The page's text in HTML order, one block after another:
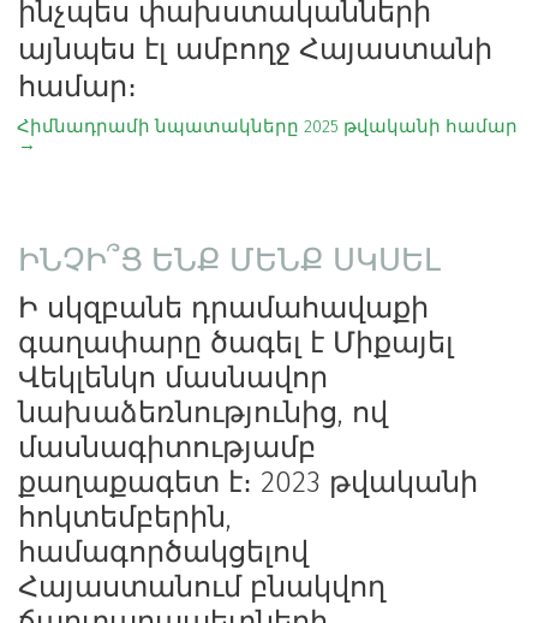
ինչպես փախստականների
այնպես էլ ամբողջ Հայաստանի
համար։
Հիմնադրամի նպատակները 2025 թվականի համար
→
ԻՆՉԻ՞Ց ԵՆՔ ՄԵՆՔ ՍԿՍԵԼ
Ի սկզբանե դրամահավաքի
գաղափարը ծագել է Միքայել
Վեկլենկո մասնավոր
նախաձեռնությունից, ով
մասնագիտությամբ
քաղաքագետ է։ 2023 թվականի
հոկտեմբերին,
համագործակցելով
Հայաստանում բնակվող